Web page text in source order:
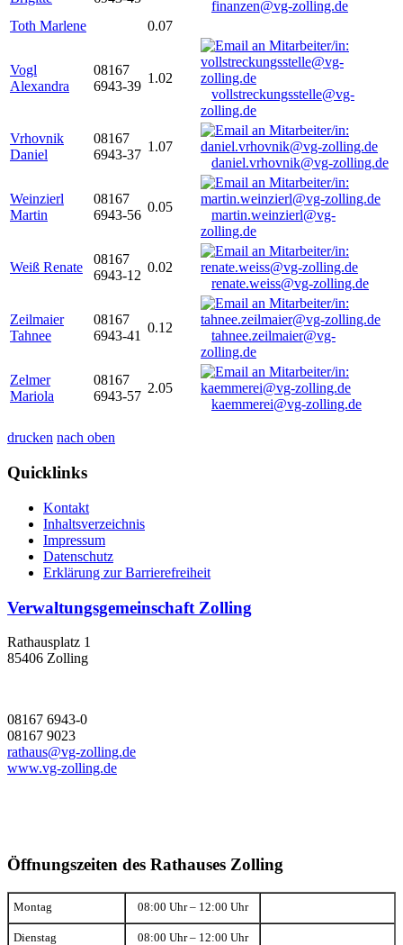
finanzen@vg-zolling.de
Toth Marlene
0.07
Vogl
Alexandra
08167
6943-39
1.02
vollstreckungsstelle@vg-
zolling.de
Vrhovnik
Daniel
08167
6943-37
1.07
daniel.vrhovnik@vg-zolling.de
Weinzierl
Martin
08167
6943-56
0.05
martin.weinzierl@vg-
zolling.de
Weiß Renate
08167
6943-12
0.02
renate.weiss@vg-zolling.de
Zeilmaier
Tahnee
08167
6943-41
0.12
tahnee.zeilmaier@vg-
zolling.de
Zelmer
Mariola
08167
6943-57
2.05
kaemmerei@vg-zolling.de
drucken nach oben
Quicklinks
Kontakt
Inhaltsverzeichnis
Impressum
Datenschutz
Erklärung zur Barrierefreiheit
Verwaltungsgemeinschaft Zolling
Rathausplatz 1
85406 Zolling
08167 6943-0
08167 9023
rathaus@vg-zolling.de
www.vg-zolling.de
Öffnungszeiten des Rathauses Zolling
Montag 08:00 Uhr – 12:00 Uhr
Dienstag 08:00 Uhr – 12:00 Uhr